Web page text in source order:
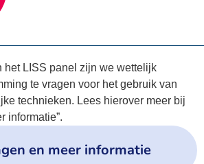
het LISS panel zijn we wettelijk
te vragen voor het gebruik van
technieken. Lees hierover meer bij
informatie”.
en meer informatie